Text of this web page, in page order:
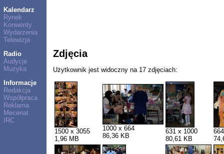
Kalendarz
Rynek
Konwenty
Wydarzenia
Telewizja
Radio
Audycje
Muzyka
Informacje
Redakcja
Współpraca
Reklama
Mecenat
IRC
Zdjęcia
Użytkownik jest widoczny na 17 zdjęciach:
1500 x 3055
1,96 MB
1000 x 664
86,36 KB
631 x 1000
80,61 KB